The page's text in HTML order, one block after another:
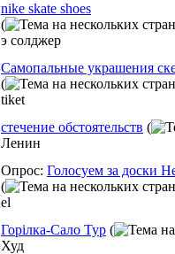
nike skate shoes
(
э солджер
Самопальные украшения
(
tiket
стечение обстоятельств (
Ленин
Опрос: Голосуем за доски
(
el
Горiлка-Сало Тур (
Худ